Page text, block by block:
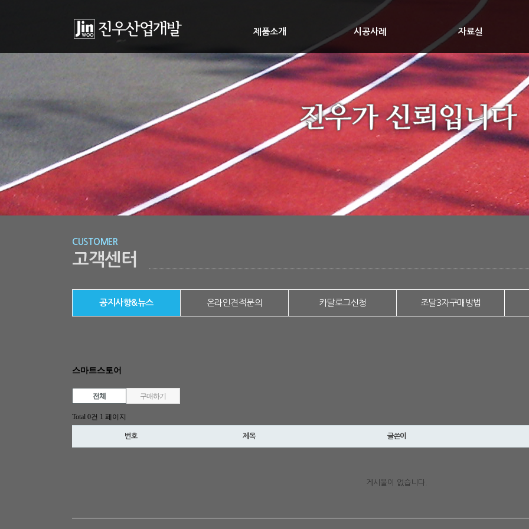
제품소개 시공사례 자료실
CUSTOMER
고객센터
공지사항&뉴스 온라인견적문의 카달로그신청 조달3자구매방법
스마트스토어
전체 구매하기
Total 0건 1 페이지
번호 제목 글쓴이
게시물이 없습니다.